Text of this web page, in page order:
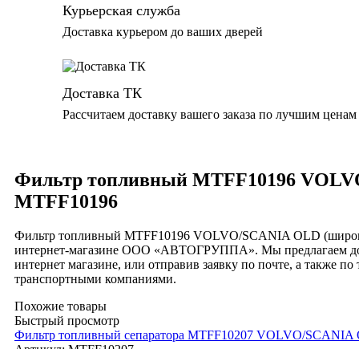
Курьерская служба
Доставка курьером до ваших дверей
Доставка ТК
Рассчитаем доставку вашего заказа по лучшим ценам
Фильтр топливный MTFF10196
MTFF10196
Фильтр топливный MTFF10196 VOLVO/SCANIA OLD
интернет-магазине ООО «АВТОГРУППА». Мы предлагаем
интернет магазине, или отправив заявку по почте, а
транспортными компаниями.
Похожие товары
Быстрый просмотр
Фильтр топливный сепаратора MTFF10207 VOLVO/SCANIA